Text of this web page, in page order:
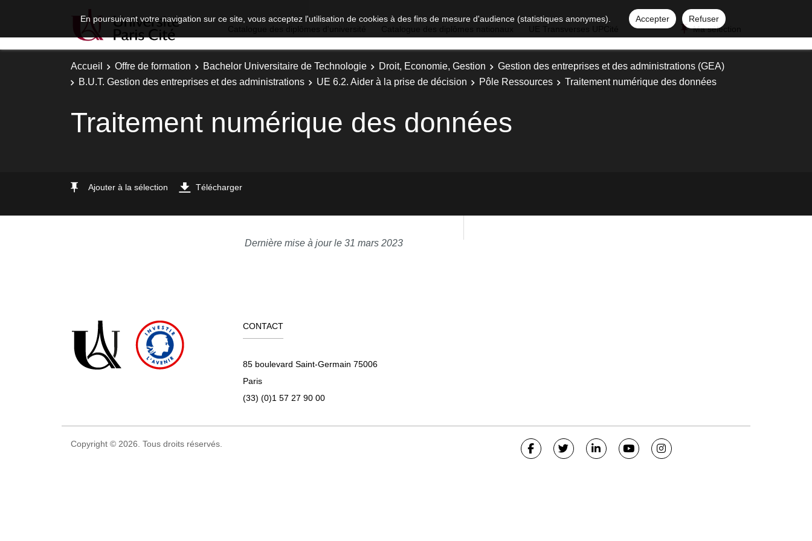
En poursuivant votre navigation sur ce site, vous acceptez l'utilisation de cookies à des fins de mesure d'audience (statistiques anonymes). Accepter
Refuser
Ma sélection
Accueil Offre de formation Bachelor Universitaire de Technologie Droit, Economie, Gestion
Gestion des entreprises et des administrations (GEA)
B.U.T. Gestion des entreprises et des administrations
UE 6.2. Aider à la prise de décision Pôle Ressources Traitement numérique des données
Traitement numérique des données
Ajouter à la sélection Télécharger
Dernière mise à jour le 31 mars 2023
CONTACT
85 boulevard Saint-Germain 75006
Paris
(33) (0)1 57 27 90 00
Copyright © 2026. Tous droits réservés.